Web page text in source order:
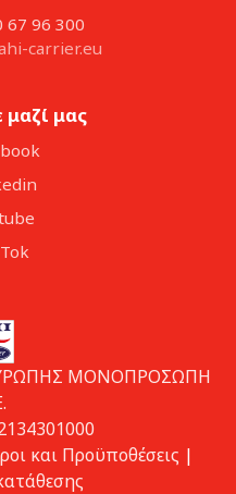
67 96 300
carrier.eu
μαζί μας
ΜΟΝΟΠΡΟΣΩΠΗ
και Προϋποθέσεις |